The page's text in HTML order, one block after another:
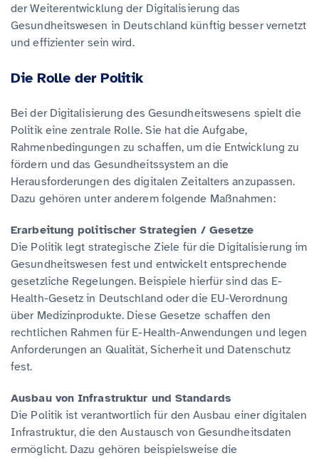
der Weiterentwicklung der Digitalisierung das
Gesundheitswesen in Deutschland künftig besser vernetzt
und effizienter sein wird.
Die Rolle der Politik
Bei der Digitalisierung des Gesundheitswesens spielt die
Politik eine zentrale Rolle. Sie hat die Aufgabe,
Rahmenbedingungen zu schaffen, um die Entwicklung zu
fördern und das Gesundheitssystem an die
Herausforderungen des digitalen Zeitalters anzupassen.
Dazu gehören unter anderem folgende Maßnahmen:
Erarbeitung politischer Strategien / Gesetze
Die Politik legt strategische Ziele für die Digitalisierung im
Gesundheitswesen fest und entwickelt entsprechende
gesetzliche Regelungen. Beispiele hierfür sind das E-
Health-Gesetz in Deutschland oder die EU-Verordnung
über Medizinprodukte. Diese Gesetze schaffen den
rechtlichen Rahmen für E-Health-Anwendungen und legen
Anforderungen an Qualität, Sicherheit und Datenschutz
fest.
Ausbau von Infrastruktur und Standards
Die Politik ist verantwortlich für den Ausbau einer digitalen
Infrastruktur, die den Austausch von Gesundheitsdaten
ermöglicht. Dazu gehören beispielsweise die